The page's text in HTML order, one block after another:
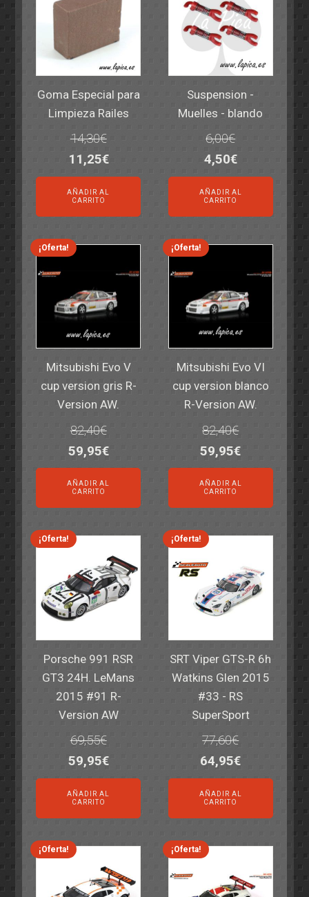
Goma Especial para
Limpieza Railes
14,30€
El
precio
original
era:
14,30€.
11,25€El
precio
actual
es:
11,25€.
AÑADIR AL
CARRITO
Suspension -
Muelles - blando
6,00€
El
precio
original
era:
6,00€.
4,50€El
precio
actual
es:
4,50€.
AÑADIR AL
CARRITO
¡Oferta!
Mitsubishi Evo V
cup version gris R-
Version AW.
82,40€
El
precio
original
era:
82,40€.
59,95€El
precio
es:
59,95€.
AÑADIR AL
CARRITO
¡Oferta!
Mitsubishi Evo VI
cup version blanco
R-Version AW.
82,40€
El
precio
original
era:
82,40€.
59,95€El
precio
es:
59,95€.
AÑADIR AL
CARRITO
¡Oferta!
Porsche 991 RSR
GT3 24H. LeMans
2015 #91 R-
Version AW
69,55€
El
precio
original
era:
69,55€.
59,95€El
precio
actual
es:
59,95€.
AÑADIR AL
CARRITO
¡Oferta!
SRT Viper GTS-R 6h
Watkins Glen 2015
#33 - RS
SuperSport
77,60€
El
precio
original
era:
77,60€.
64,95€El
precio
actual
es:
64,95€.
AÑADIR AL
CARRITO
¡Oferta! ¡Oferta!